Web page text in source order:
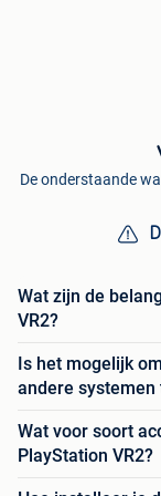
De onderstaande
Wat zijn de
VR2?
Is het mogelijk
andere systemen
Wat voor soort
PlayStation VR2?